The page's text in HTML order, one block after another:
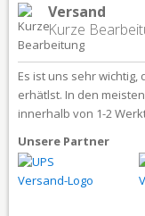
Versand
Kurze
Es ist uns sehr wichtig,
erhätlst. In den
innerhalb von 1-2
Unsere Partner